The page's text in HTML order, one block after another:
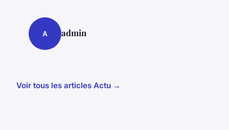
A admin
Voir tous les articles Actu →